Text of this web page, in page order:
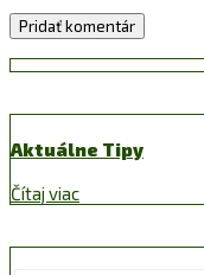
Aktuálne Tipy
Čítaj viac